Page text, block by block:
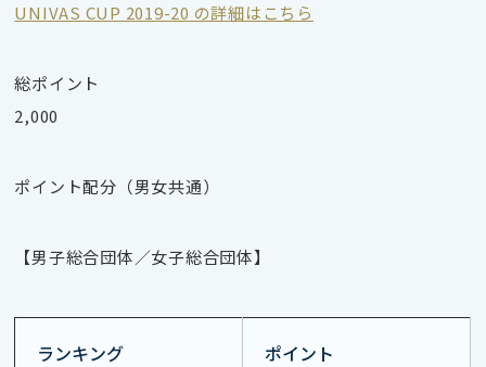
UNIVAS CUP 2019-20 の詳細はこちら
総ポイント
2,000
ポイント配分（男女共通）
【男子総合団体／女子総合団体】
ランキング ポイント